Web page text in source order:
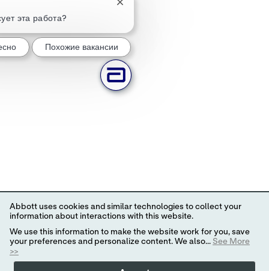
эта работа?
Закрытие уведомления чат-бота
Похожие вакансии
Abbott uses cookies and similar technologies to collect your
information about interactions with this website.
We use this information to make the website work for you, save
your preferences and personalize content. We also... See More
>>